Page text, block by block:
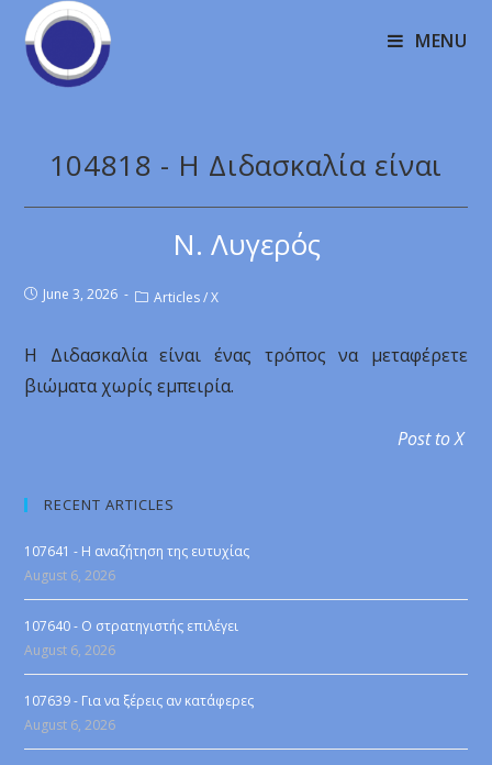
MENU
104818 - Η Διδασκαλία είναι
Ν. Λυγερός
June 3, 2026 Articles / X
Η Διδασκαλία είναι ένας τρόπος να μεταφέρετε
βιώματα χωρίς εμπειρία.
Post to X
RECENT ARTICLES
107641 - Η αναζήτηση της ευτυχίας
August 6, 2026
107640 - Ο στρατηγιστής επιλέγει
August 6, 2026
107639 - Για να ξέρεις αν κατάφερες
August 6, 2026